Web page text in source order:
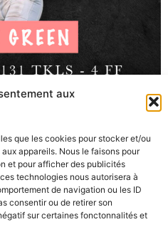
aux
que les cookies pour stocker et/ou
appareils. Nous le faisons pour
et pour afficher des publicités
technologies nous autorisera à
de navigation ou les ID
consentir ou de retirer son
sur certaines fonctonnalités et
(Junior) La Draft NFL 2025
une cuvée qui de prime
l’équipe de The Trick
dans les tapes afin de
reports des joueurs
de vos Franchises […]